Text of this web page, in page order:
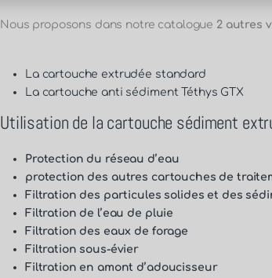
Nous proposons dans notre catalogue 2 autres
La cartouche extrudée standard
La cartouche anti sédiment Téthys GTX
Utilisation de la cartouche sédiment
Protection du réseau d’eau
protection des autres cartouches de
Filtration des particules solides et des
Filtration de l’eau de pluie
Filtration des eaux de forage
Filtration sous-évier
Filtration en amont d’adoucisseur